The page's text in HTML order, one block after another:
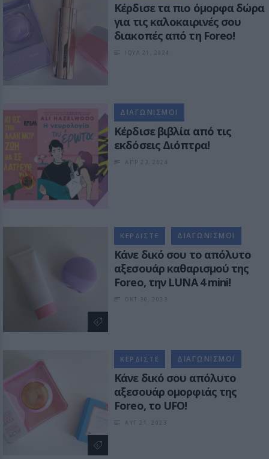
Κέρδισε τα πιο όμορφα δώρα
για τις καλοκαιρινές σου
διακοπές από τη Foreo!
ΙΟΥΛ 21, 2024
ΔΙΑΓΩΝΙΣΜΟΙ
Κέρδισε βιβλία από τις
εκδόσεις Διόπτρα!
ΑΠΡ 23, 2024
ΚΕΡΔΙΣΤΕ ΔΙΑΓΩΝΙΣΜΟΙ
Κάνε δικό σου το απόλυτο
αξεσουάρ καθαρισμού της
Foreo, την LUNA 4 mini!
ΟΚΤ 30, 2023
ΚΕΡΔΙΣΤΕ ΔΙΑΓΩΝΙΣΜΟΙ
Κάνε δικό σου απόλυτο
αξεσουάρ ομορφιάς της
Foreo, το UFO!
ΑΥΓ 21, 2023